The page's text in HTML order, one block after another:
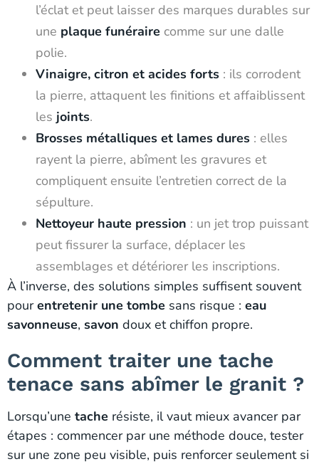
l’éclat et peut laisser des marques durables sur
une plaque funéraire comme sur une dalle
polie.
Vinaigre, citron et acides forts : ils corrodent
la pierre, attaquent les finitions et affaiblissent
les joints.
Brosses métalliques et lames dures : elles
rayent la pierre, abîment les gravures et
compliquent ensuite l’entretien correct de la
sépulture.
Nettoyeur haute pression : un jet trop puissant
peut fissurer la surface, déplacer les
assemblages et détériorer les inscriptions.
À l’inverse, des solutions simples suffisent souvent
pourentretenir une tombe sans risque : eau
savonneuse, savon doux et chiffon propre.
Comment traiter une tache
tenace sans abîmer le granit ?
Lorsqu’une tache résiste, il vaut mieux avancer par
étapes : commencer par une méthode douce, tester
sur une zone peu visible, puis renforcer seulement si